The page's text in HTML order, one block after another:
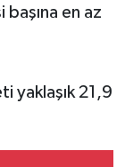
en az
yaklaşık 21,9